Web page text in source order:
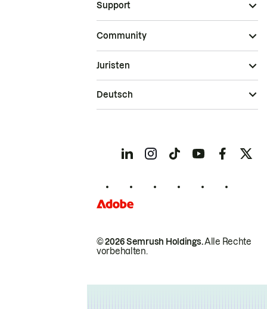
Support
Community
© 2026 Semrush Holdings.Alle Rechte
vorbehalten.
Juristen
Deutsch